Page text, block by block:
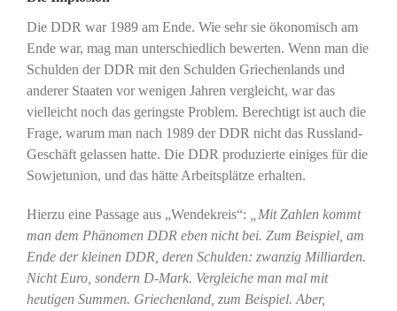
Die DDR war 1989 am Ende. Wie sehr sie ökonomisch am
Ende war, mag man unterschiedlich bewerten. Wenn man die
Schulden der DDR mit den Schulden Griechenlands und
anderer Staaten vor wenigen Jahren vergleicht, war das
vielleicht noch das geringste Problem. Berechtigt ist auch die
Frage, warum man nach 1989 der DDR nicht das Russland-
Geschäft gelassen hatte. Die DDR produzierte einiges für die
Sowjetunion, und das hätte Arbeitsplätze erhalten.
Hierzu eine Passage aus „Wendekreis“:
„Mit Zahlen kommt
man dem Phänomen DDR eben nicht bei. Zum Beispiel, am
Ende der kleinen DDR, deren Schulden: zwanzig Milliarden.
Nicht Euro, sondern D-Mark. Vergleiche man mal mit
heutigen Summen. Griechenland, zum Beispiel. Aber,